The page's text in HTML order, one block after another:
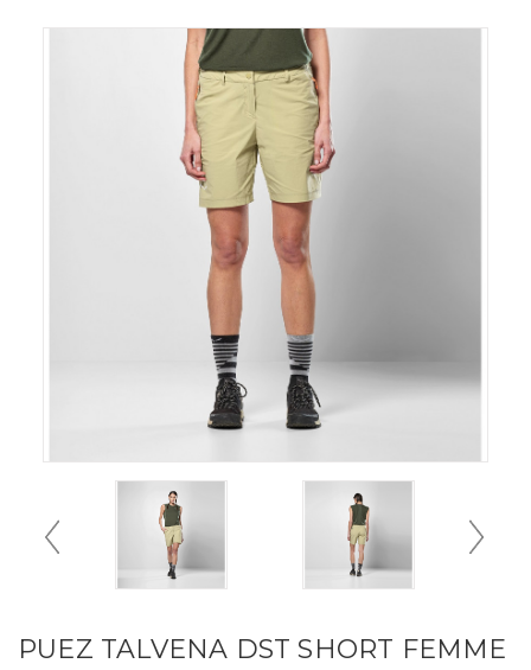
PUEZ TALVENA DST SHORT FEMME